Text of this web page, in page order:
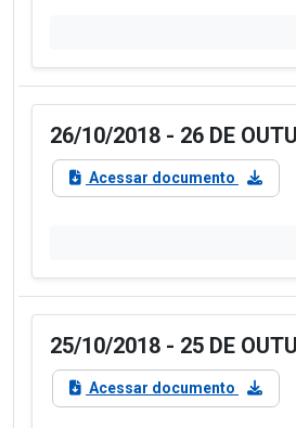
26/10/2018 - 26 DE
Acessar documento
25/10/2018 - 25 DE
Acessar documento